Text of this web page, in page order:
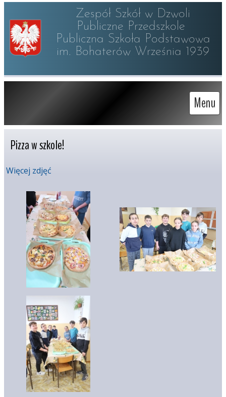
Zespół Szkół w Dzwoli
Publiczne Przedszkole
Publiczna Szkoła Podstawowa
im. Bohaterów Września 1939
Menu
Pizza w szkole!
Więcej zdjęć